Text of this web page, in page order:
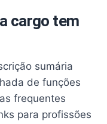
cargo tem
sumária
de funções
frequentes
para profissões